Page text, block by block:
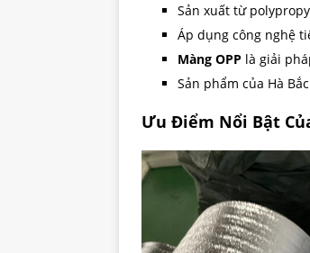
Sản xuất từ
Áp dụng công nghệ
Màng OPP là giải
Sản phẩm của Hà
Ưu Điểm Nổi Bật